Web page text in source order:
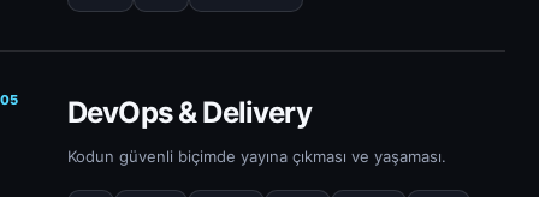
05 DevOps & Delivery
Kodun güvenli biçimde yayına çıkması ve yaşaması.